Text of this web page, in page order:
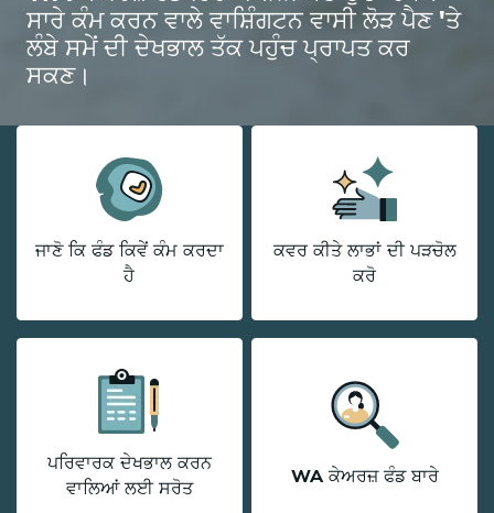
ਸਾਰੇ ਕੰਮ ਕਰਨ ਵਾਲੇ ਵਾਸ਼ਿੰਗਟਨ ਵਾਸੀ ਲੋੜ ਪੈਣ 'ਤੇ
ਲੰਬੇ ਸਮੇਂ ਦੀ ਦੇਖਭਾਲ ਤੱਕ ਪਹੁੰਚ ਪ੍ਰਾਪਤ ਕਰ
ਸਕਣ।
ਜਾਣੋ ਕਿ ਫੰਡ ਕਿਵੇਂ ਕੰਮ ਕਰਦਾ
ਹੈ
ਕਵਰ ਕੀਤੇ ਲਾਭਾਂ ਦੀ ਪੜਚੋਲ
ਕਰੋ
ਪਰਿਵਾਰਕ ਦੇਖਭਾਲ ਕਰਨ
ਵਾਲਿਆਂ ਲਈ ਸਰੋਤ
WA ਕੇਅਰਜ਼ ਫੰਡ ਬਾਰੇ